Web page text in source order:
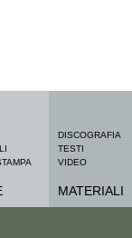
DISCOGRAFIA
TESTI
VIDEO
MATERIALI